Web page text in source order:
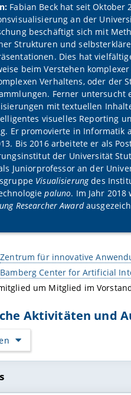
Fabian Beck hat seit Oktober
an der
beschäftigt sich mit
Strukturen und
Dies hat
beim Verstehen
Verhaltens, oder der
Ferner untersucht
mit textuellen
visuelles Reporting
Er promovierte in Informatik
Bis 2016 arbeitete er als
der Universität
Juniorprofessor an der
Visualisierungdes
paluno. Im Jahr
Researcher Award
Zentrum für innovative
Bamberg Center for Artificial
um Mitglied im
Aktivitäten und